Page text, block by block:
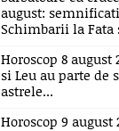
august:
Schimbarii la Fata
Horoscop 8 august
si Leu au parte de
astrele...
Horoscop 9 august